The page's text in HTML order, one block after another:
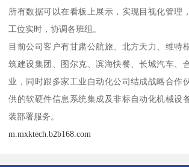
所有数据可以在看板上展示，实现目视化管理
工位实时，协调各班组。
目前公司客户有甘肃公航旅、北方天力、维特
筑建设集团、图尔克、滨海快餐、长城汽车、
业，同时跟多家工业自动化公司结成战略合作
供的软硬件信息系统集成及非标自动化机械设
装部署服务。
m.mxktech.b2b168.com